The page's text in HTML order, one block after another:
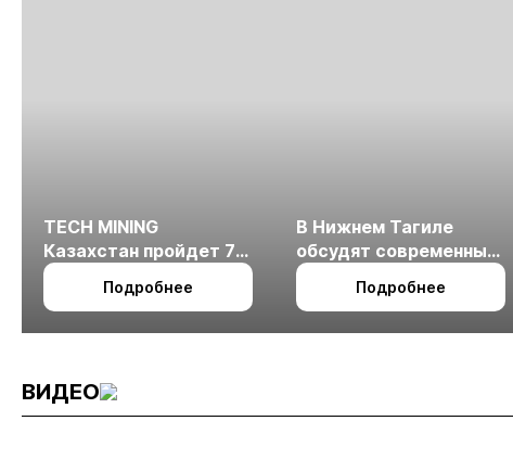
TECH MINING
Казахстан пройдет 7
октября в Алматы
Подробнее
В Нижнем Тагиле
обсудят современные
технологии
измельчения
Подробнее
ВИДЕО